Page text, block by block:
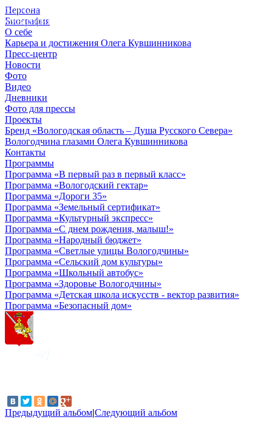
Персона
Биография
О себе
Карьера и достижения Олега Кувшинникова
Пресс-центр
Новости
Фото
Видео
Дневники
Фото для прессы
Проекты
Бренд «Вологодская область – Душа Русского Севера»
Вологодчина глазами Олега Кувшинникова
Контакты
Программы
Программа «В первый раз в первый класс»
Программа «Вологодский гектар»
Программа «Дороги 35»
Программа «Земельный сертификат»
Программа «Культурный экспресс»
Программа «С днем рождения, малыш!»
Программа «Народный бюджет»
Программа «Светлые улицы Вологодчины»
Программа «Сельский дом культуры»
Программа «Школьный автобус»
Программа «Здоровье Вологодчины»
Программа «Детская школа искусств - вектор развития»
Программа «Безопасный дом»
Предыдущий альбом|Следующий альбом
© 2012 - 2023,
КУВШИННИКОВ О.А.